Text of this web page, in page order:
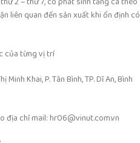
liên quan đến sản xuất khi ổn định có
của từng vị trí
Minh Khai, P. Tân Bình, TP. Dĩ An, Bình
địa chỉ mail: hr06@vinut.com.vn